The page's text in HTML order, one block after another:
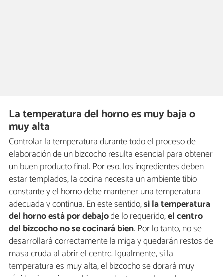
La temperatura del horno es muy baja o
muy alta
Controlar la temperatura durante todo el proceso de
elaboración de un bizcocho resulta esencial para obtener
un buen producto final. Por eso, los ingredientes deben
estar templados, la cocina necesita un ambiente tibio
constante y el horno debe mantener una temperatura
adecuada y continua. En este sentido,si la temperatura
del horno está por debajode lo requerido,el centro
del bizcocho no se cocinará bien. Por lo tanto, no se
desarrollará correctamente la miga y quedarán restos de
masa cruda al abrir el centro. Igualmente, si la
temperatura es muy alta, el bizcocho se dorará muy